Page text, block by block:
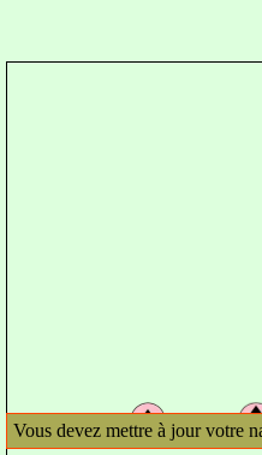
Vous devez mettre à jour votre